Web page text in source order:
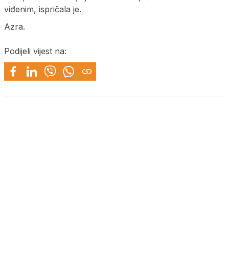
viđenim, ispričala je.
Azra.
Podijeli vijest na: